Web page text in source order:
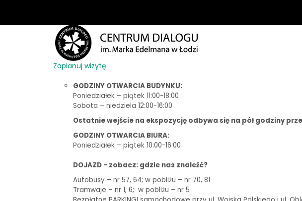
Zaplanuj wizytę
GODZINY OTWARCIA BUDYNKU:
Poniedziałek – piątek 11:00-18:00
Sobota – niedziela 12:00-16:00
Ostatnie wejście na ekspozycję odbywa się na pół godziny
GODZINY OTWARCIA BIURA:
Poniedziałek – piątek 10:00-16:00
DOJAZD - zobacz: gdzie nas znaleźć?
Autobusy – nr 57, 64; w pobliżu – nr 70, 81
Tramwaje – nr 1, 6; w pobliżu – nr 5